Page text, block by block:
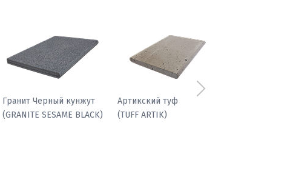
Гранит Черный кунжут
(GRANITE SESAME BLACK)
Артикский туф
(TUFF ARTIK)
Следующий